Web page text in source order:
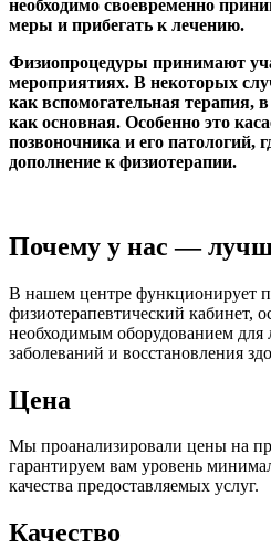
необходимо своевременно
меры и прибегать к лечению.
Физиопроцедуры принимают
мероприятиях. В некоторых
как вспомогательная терапия,
как основная. Особенно это
позвоночника и его
дополнение к физиотерапии.
Почему у нас —
В нашем центре функционирует
физиотерапевтический кабинет,
необходимым оборудованием для
заболеваний и восстановления
Цена
Мы проанализировали цены на
гарантируем вам уровень
качества предоставляемых услуг.
Качество